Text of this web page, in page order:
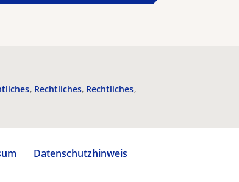
Rechtliches Rechtliches
Datenschutzhinweis